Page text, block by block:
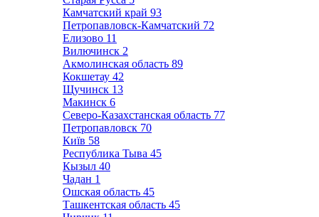
Камчатский край 93
Петропавловск-Камчатский 72
Елизово 11
Вилючинск 2
Акмолинская область 89
Кокшетау 42
Щучинск 13
Макинск 6
Северо-Казахстанская область 77
Петропавловск 70
Київ 58
Республика Тыва 45
Кызыл 40
Чадан 1
Ошская область 45
Ташкентская область 45